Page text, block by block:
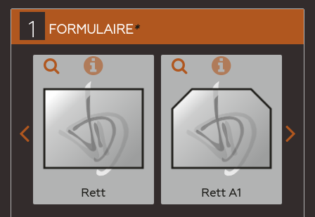
1 FORMULAIRE*
Rett Rett A1
 